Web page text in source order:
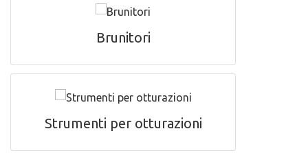
Brunitori
Strumenti per otturazioni